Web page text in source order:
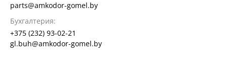
parts@amkodor-gomel.by
Бухгалтерия:
+375 (232) 93-02-21
gl.buh@amkodor-gomel.by